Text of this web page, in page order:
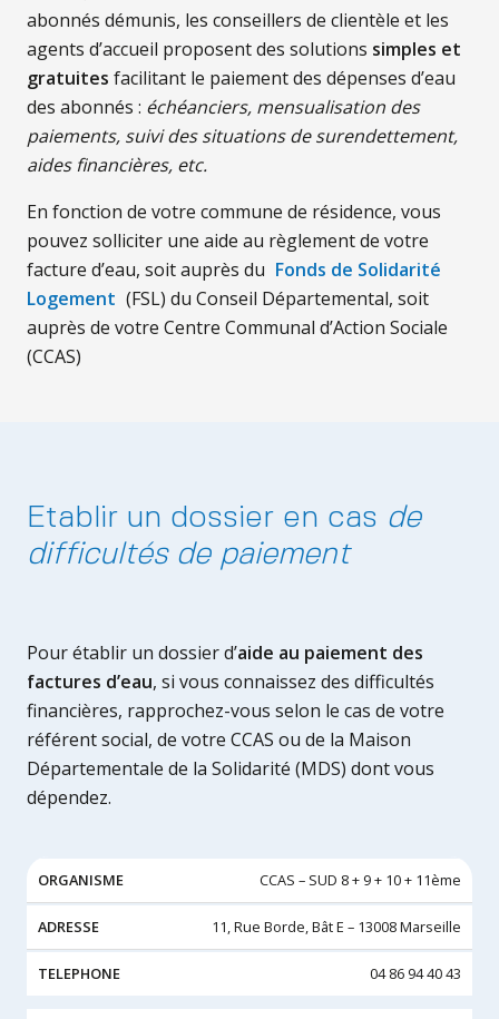
abonnés démunis, les conseillers de clientèle et les
agents d’accueil proposent des solutions simples et
gratuites facilitant le paiement des dépenses d’eau
des abonnés : échéanciers, mensualisation des
paiements, suivi des situations de surendettement,
aides financières, etc.
En fonction de votre commune de résidence, vous
pouvez solliciter une aide au règlement de votre
facture d’eau, soit auprès du Fonds de Solidarité
Logement (FSL) du Conseil Départemental, soit
auprès de votre Centre Communal d’Action Sociale
(CCAS)
Etablir un dossier en cas de
difficultés de paiement
Pour établir un dossier d’aide au paiement des
factures d’eau, si vous connaissez des difficultés
financières, rapprochez-vous selon le cas de votre
référent social, de votre CCAS ou de la Maison
Départementale de la Solidarité (MDS) dont vous
dépendez.
ORGANISME TELEPHONE
CCAS – SUD 8 + 9 + 10 + 11ème
11, Rue Borde, Bât E – 13008 Marseille
04 86 94 40 43